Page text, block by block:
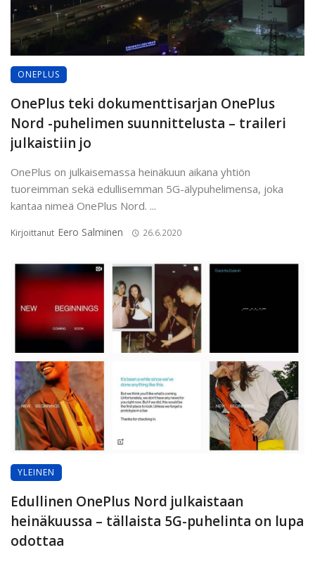
ONEPLUS
OnePlus teki dokumenttisarjan OnePlus
Nord -puhelimen suunnittelusta – traileri
julkaistiin jo
OnePlus on julkaisemassa heinäkuun aikana yhtiön
tuoreimman sekä edullisemman 5G-älypuhelimensa, joka
kantaa nimeä OnePlus Nord. ...
Kirjoittanut Eero Salminen 26.6.2020
YLEINEN
Edullinen OnePlus Nord julkaistaan
heinäkuussa – tällaista 5G-puhelinta on lupa
odottaa